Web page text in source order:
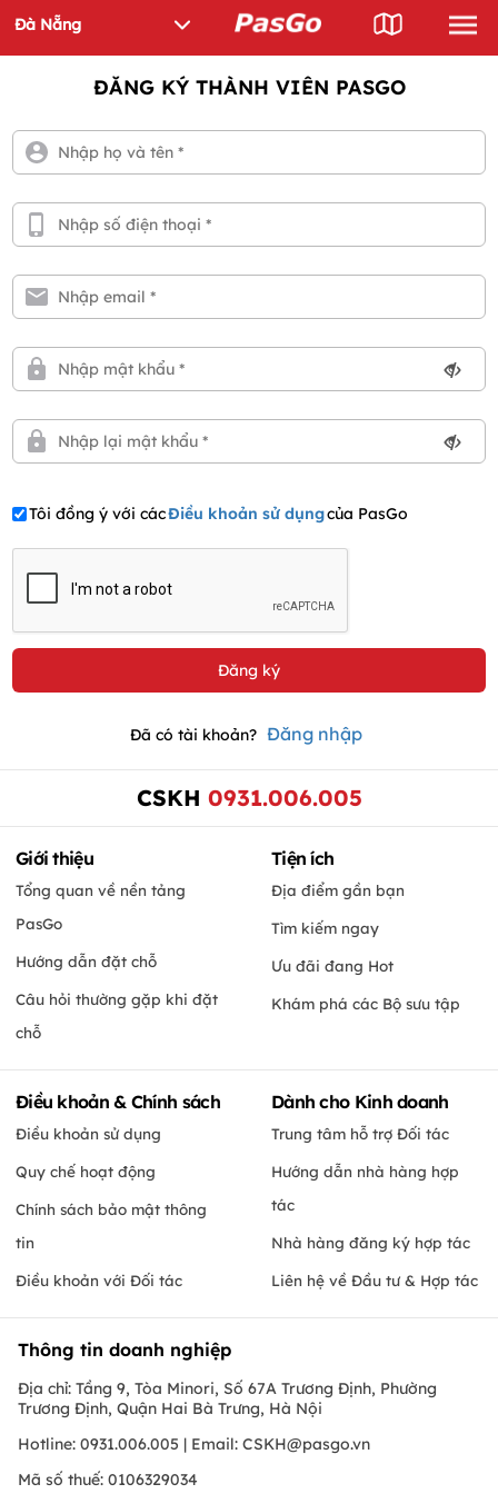
ĐĂNG KÝ THÀNH VIÊN PASGO
Tôi đồng ý với cácĐiều khoản sử dụngcủa PasGo
Đã có tài khoản? Đăng nhập
CSKH 0931.006.005
Giới thiệu
Tổng quan về nền tảng
PasGo
Hướng dẫn đặt chỗ
Câu hỏi thường gặp khi đặt
chỗ
Tiện ích
Địa điểm gần bạn
Tìm kiếm ngay
Ưu đãi đang Hot
Khám phá các Bộ sưu tập
Điều khoản & Chính sách
Điều khoản sử dụng
Quy chế hoạt động
Chính sách bảo mật thông
tin
Điều khoản với Đối tác
Dành cho Kinh doanh
Trung tâm hỗ trợ Đối tác
Hướng dẫn nhà hàng hợp
tác
Nhà hàng đăng ký hợp tác
Liên hệ về Đầu tư & Hợp tác
Thông tin doanh nghiệp
Địa chỉ: Tầng 9, Tòa Minori, Số 67A Trương Định, Phường
Trương Định, Quận Hai Bà Trưng, Hà Nội
Hotline: 0931.006.005 | Email: CSKH@pasgo.vn
Mã số thuế: 0106329034